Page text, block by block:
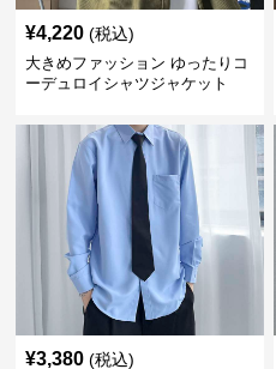
¥4,220 (税込)
大きめファッション ゆったりコ
ーデュロイシャツジャケット
¥3,380 (税込)